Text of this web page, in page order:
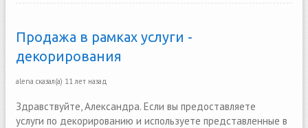
Продажа в рамках услуги -
декорирования
alena сказал(а) 11 лет назад
Здравствуйте, Александра. Если вы предоставляете
услуги по декорированию и используете представленные в